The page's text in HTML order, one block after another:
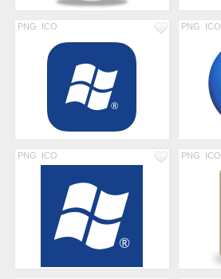
PNG ICO PNG ICO
PNG ICO PNG ICO